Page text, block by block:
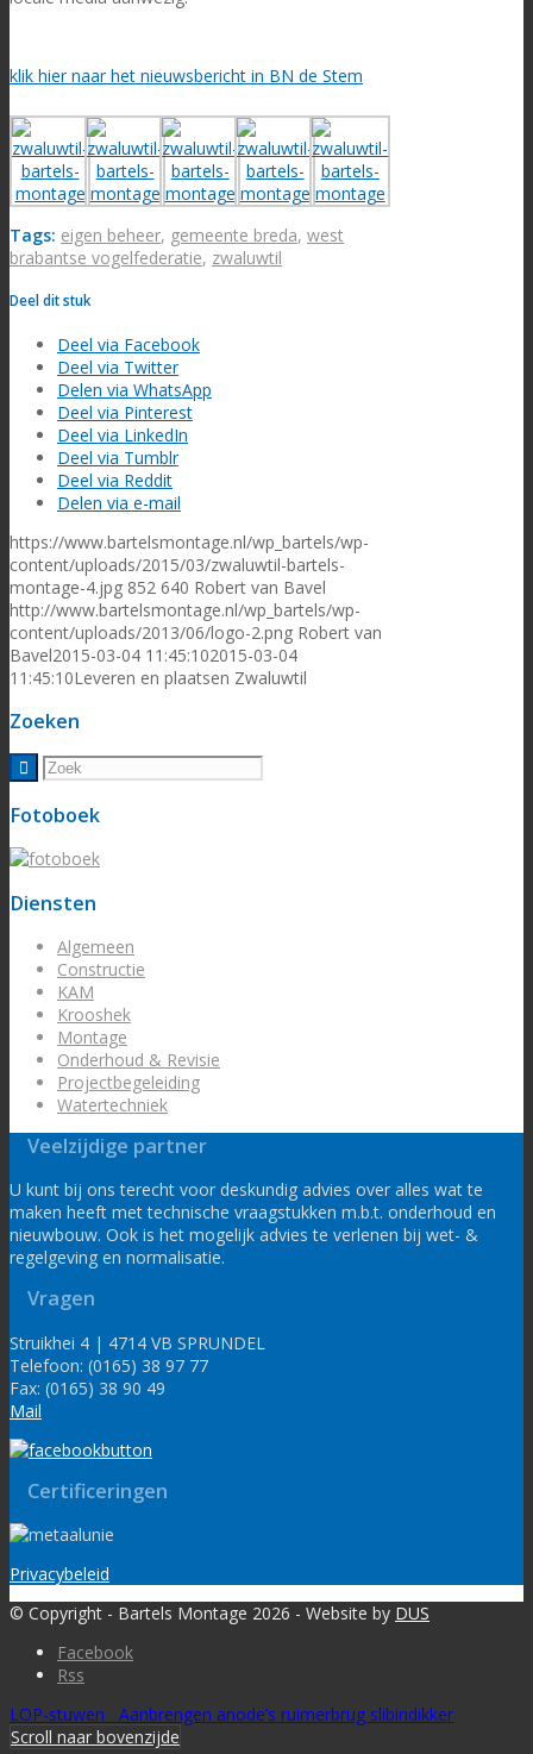
klik hier naar het nieuwsbericht in BN de Stem
Tags: eigen beheer, gemeente breda, west
brabantse vogelfederatie, zwaluwtil
Deel dit stuk
Deel via Facebook
Deel via Twitter
Delen via WhatsApp
Deel via Pinterest
Deel via LinkedIn
Deel via Tumblr
Deel via Reddit
Delen via e-mail
https://www.bartelsmontage.nl/wp_bartels/wp-
content/uploads/2015/03/zwaluwtil-bartels-
montage-4.jpg 852 640 Robert van Bavel
http://www.bartelsmontage.nl/wp_bartels/wp-
content/uploads/2013/06/logo-2.png Robert van
Bavel2015-03-04 11:45:102015-03-04
11:45:10Leveren en plaatsen Zwaluwtil
Zoeken
Fotoboek
Diensten
Algemeen
Constructie
KAM
Krooshek
Montage
Onderhoud & Revisie
Projectbegeleiding
Watertechniek
Veelzijdige partner
U kunt bij ons terecht voor deskundig advies over alles wat te
maken heeft met technische vraagstukken m.b.t. onderhoud en
nieuwbouw. Ook is het mogelijk advies te verlenen bij wet- &
regelgeving en normalisatie.
Vragen
Struikhei 4 | 4714 VB SPRUNDEL
Telefoon: (0165) 38 97 77
Fax: (0165) 38 90 49
Mail
Certificeringen
Privacybeleid
© Copyright - Bartels Montage 2026 - Website by DUS
Facebook
Rss
LOP-stuwen
Aanbrengen anode’s ruimerbrug slibindikker
Scroll naar bovenzijde